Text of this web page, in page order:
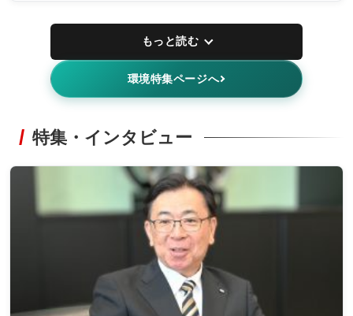
もっと読む
環境特集ページへ
特集・インタビュー